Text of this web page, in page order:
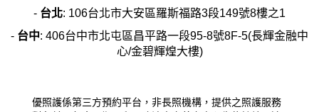
- 台北: 106台北市大安區羅斯福路3段149號8樓之1
- 台中: 406台中市北屯區昌平路一段95-8號8F-5(長輝金融中
心/金碧輝煌大樓)
優照護係第三方預約平台，非長照機構，提供之照護服務